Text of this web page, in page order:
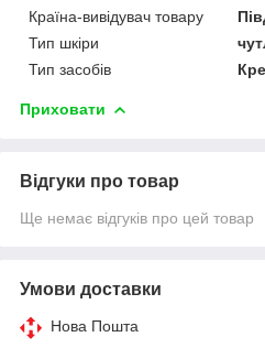
Країна-вивідувач товару
Тип шкіри
Тип засобів
Приховати
Відгуки про товар
Ще немає відгуків про цей товар
Умови доставки
Нова Пошта